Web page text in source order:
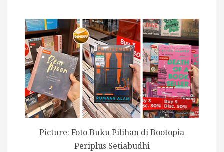
Picture: Foto Buku Pilihan di Bootopia
Periplus Setiabudhi